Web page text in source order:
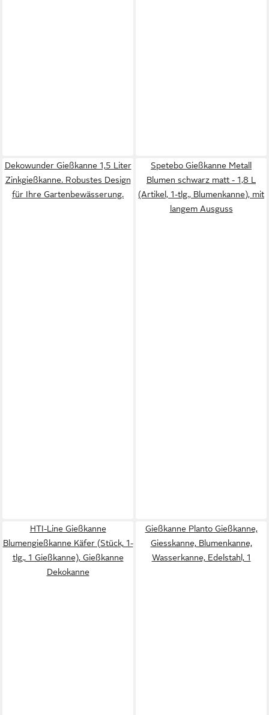
Dekowunder Gießkanne 1,5 Liter
Zinkgießkanne. Robustes Design
für Ihre Gartenbewässerung.
Spetebo Gießkanne Metall
Blumen schwarz matt - 1,8 L
(Artikel, 1-tlg., Blumenkanne), mit
langem Ausguss
HTI-Line Gießkanne
Blumengießkanne Käfer (Stück, 1-
tlg., 1 Gießkanne), Gießkanne
Dekokanne
Gießkanne Planto Gießkanne,
Giesskanne, Blumenkanne,
Wasserkanne, Edelstahl, 1